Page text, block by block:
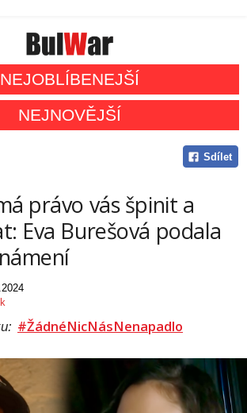
NEJOBLÍBENEJŠÍ
NEJNOVĚJŠÍ
Sdílet
právo vás špinit a
Eva Burešová podala
#ŽádnéNicNásNenapadlo